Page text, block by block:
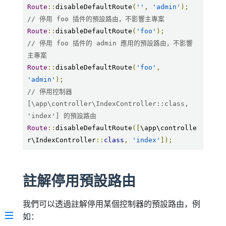
Route :: disableDefaultRoute ( '' , 'admin' );
// 停用 foo 插件的預設路由，不影響主專案
Route :: disableDefaultRoute ( 'foo' );
// 停用 foo 插件的 admin 應用的預設路由，不影響
主專案
Route :: disableDefaultRoute ( 'foo' ,
'admin' );
// 停用控制器
[\app\controller\IndexController::class,
'index'] 的預設路由
Route :: disableDefaultRoute ([\app\controlle
r\IndexController:: class , 'index' ]);
註解停用預設路由
我們可以透過註解停用某個控制器的預設路由，例
如：